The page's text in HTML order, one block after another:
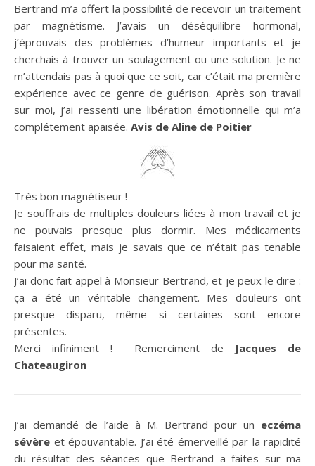
Bertrand m’a offert la possibilité de recevoir un traitement
par magnétisme. J’avais un déséquilibre hormonal,
j’éprouvais des problèmes d’humeur importants et je
cherchais à trouver un soulagement ou une solution. Je ne
m’attendais pas à quoi que ce soit, car c’était ma première
expérience avec ce genre de guérison. Après son travail
sur moi, j’ai ressenti une libération émotionnelle qui m’a
complétement apaisée. Avis de Aline de Poitier
Très bon magnétiseur !
Je souffrais de multiples douleurs liées à mon travail et je
ne pouvais presque plus dormir. Mes médicaments
faisaient effet, mais je savais que ce n’était pas tenable
pour ma santé.
J’ai donc fait appel à Monsieur Bertrand, et je peux le dire :
ça a été un véritable changement. Mes douleurs ont
presque disparu, même si certaines sont encore
présentes.
Merci infiniment ! Remerciment de Jacques de
Chateaugiron
J’ai demandé de l’aide à M. Bertrand pour un eczéma
sévère et épouvantable. J’ai été émerveillé par la rapidité
du résultat des séances que Bertrand a faites sur ma